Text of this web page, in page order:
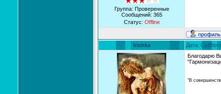
Группа: Проверенные
Сообщений: 365
Статус: Offline
Irishka Дата:
Благодарю
"В